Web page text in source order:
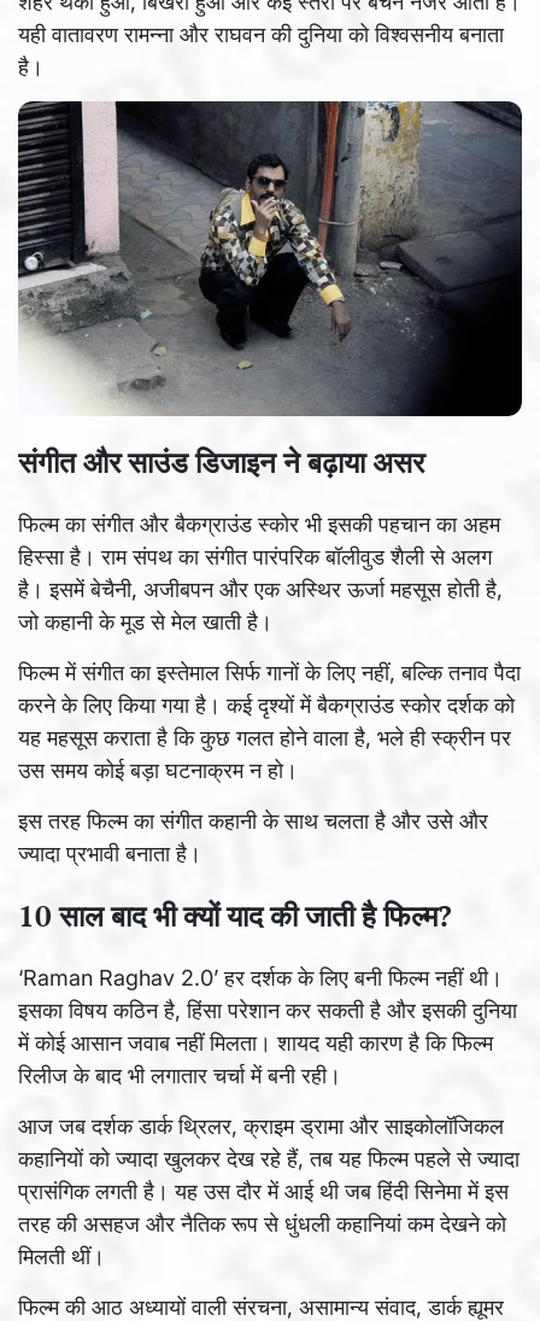
यही वातावरण रामन्ना और राघवन की दुनिया को विश्वसनीय बनाता
है।
संगीत और साउंड डिजाइन ने बढ़ाया असर
फिल्म का संगीत और बैकग्राउंड स्कोर भी इसकी पहचान का अहम
हिस्सा है। राम संपथ का संगीत पारंपरिक बॉलीवुड शैली से अलग
है। इसमें बेचैनी, अजीबपन और एक अस्थिर ऊर्जा महसूस होती है,
जो कहानी के मूड से मेल खाती है।
फिल्म में संगीत का इस्तेमाल सिर्फ गानों के लिए नहीं, बल्कि तनाव पैदा
करने के लिए किया गया है। कई दृश्यों में बैकग्राउंड स्कोर दर्शक को
यह महसूस कराता है कि कुछ गलत होने वाला है, भले ही स्क्रीन पर
उस समय कोई बड़ा घटनाक्रम न हो।
इस तरह फिल्म का संगीत कहानी के साथ चलता है और उसे और
ज्यादा प्रभावी बनाता है।
10 साल बाद भी क्यों याद की जाती है फिल्म?
‘Raman Raghav 2.0’ हर दर्शक के लिए बनी फिल्म नहीं थी।
इसका विषय कठिन है, हिंसा परेशान कर सकती है और इसकी दुनिया
में कोई आसान जवाब नहीं मिलता। शायद यही कारण है कि फिल्म
रिलीज के बाद भी लगातार चर्चा में बनी रही।
आज जब दर्शक डार्क थ्रिलर, क्राइम ड्रामा और साइकोलॉजिकल
कहानियों को ज्यादा खुलकर देख रहे हैं, तब यह फिल्म पहले से ज्यादा
प्रासंगिक लगती है। यह उस दौर में आई थी जब हिंदी सिनेमा में इस
तरह की असहज और नैतिक रूप से धुंधली कहानियां कम देखने को
मिलती थीं।
फिल्म की आठ अध्यायों वाली संरचना, असामान्य संवाद, डार्क ह्यूमर